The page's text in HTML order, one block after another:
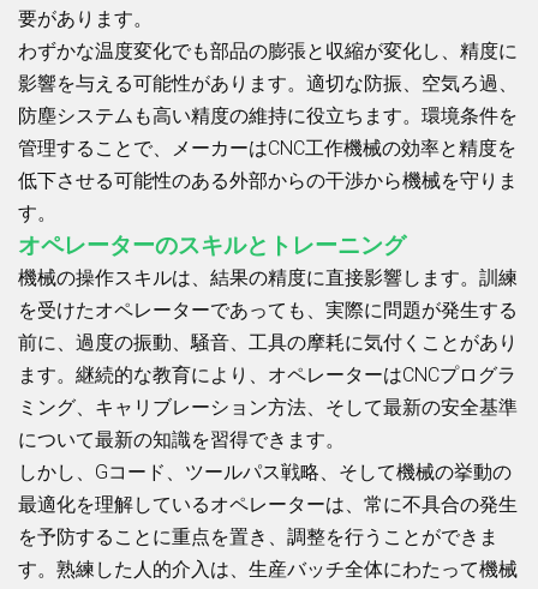
要があります。
わずかな温度変化でも部品の膨張と収縮が変化し、精度に
影響を与える可能性があります。適切な防振、空気ろ過、
防塵システムも高い精度の維持に役立ちます。環境条件を
管理することで、メーカーはCNC工作機械の効率と精度を
低下させる可能性のある外部からの干渉から機械を守りま
す。
オペレーターのスキルとトレーニング
機械の操作スキルは、結果の精度に直接影響します。訓練
を受けたオペレーターであっても、実際に問題が発生する
前に、過度の振動、騒音、工具の摩耗に気付くことがあり
ます。継続的な教育により、オペレーターはCNCプログラ
ミング、キャリブレーション方法、そして最新の安全基準
について最新の知識を習得できます。
しかし、Gコード、ツールパス戦略、そして機械の挙動の
最適化を理解しているオペレーターは、常に不具合の発生
を予防することに重点を置き、調整を行うことができま
す。熟練した人的介入は、生産バッチ全体にわたって機械